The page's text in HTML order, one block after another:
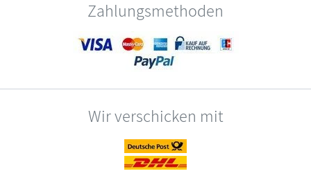
Zahlungsmethoden
Wir verschicken mit